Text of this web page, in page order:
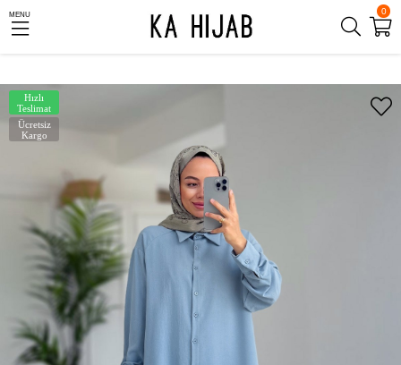
0
MENU
Ücretsiz
Kargo
Hızlı
Teslimat